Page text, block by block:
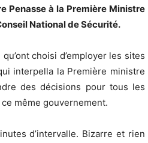
Penasse à la Première Ministre
National de Sécurité.
choisi d’employer les sites
interpella la Première ministre
des décisions pour tous les
même gouvernement.
d’intervalle. Bizarre et rien